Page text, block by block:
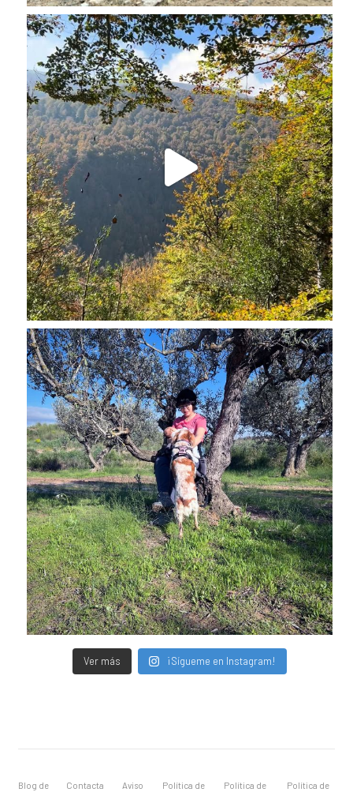
Ver más ¡Sígueme en Instagram!
Blog de Contacta Aviso Política de Política de Política de